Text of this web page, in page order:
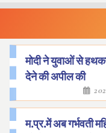
मोदी ने युवाओं से
देने की अपील की
म.प्र.में अब गर्भवती